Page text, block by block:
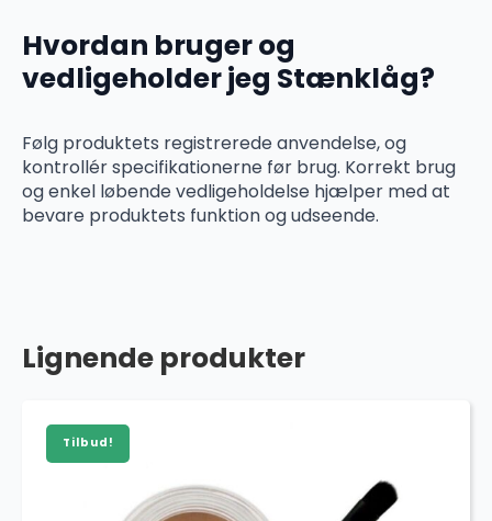
Hvordan bruger og
vedligeholder jeg Stænklåg?
Følg produktets registrerede anvendelse, og
kontrollér specifikationerne før brug. Korrekt brug
og enkel løbende vedligeholdelse hjælper med at
bevare produktets funktion og udseende.
Lignende produkter
Tilbud!